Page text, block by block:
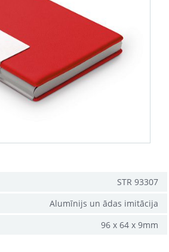
STR 93307
Alumīnijs un ādas imitācija
96 x 64 x 9mm